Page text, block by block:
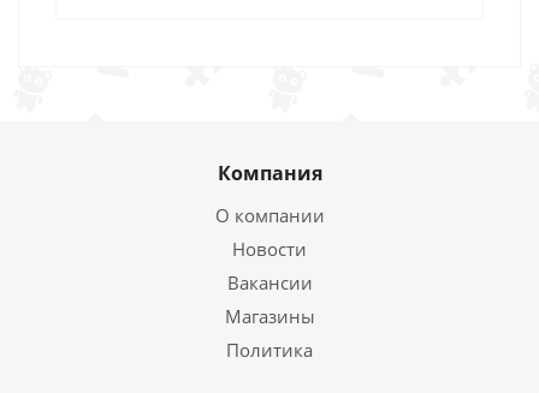
Компания
О компании
Новости
Вакансии
Магазины
Политика